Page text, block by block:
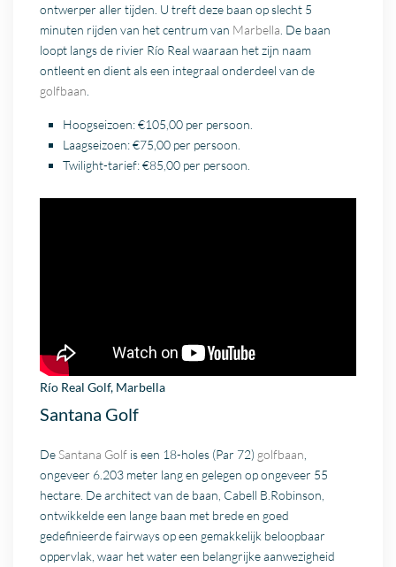
ontwerper aller tijden. U treft deze baan op slecht 5
minuten rijden van het centrum van Marbella. De baan
loopt langs de rivier Río Real waaraan het zijn naam
ontleent en dient als een integraal onderdeel van de
golfbaan.
Hoogseizoen: €105,00 per persoon.
Laagseizoen: €75,00 per persoon.
Twilight-tarief: €85,00 per persoon.
Río Real Golf, Marbella
Santana Golf
DeSantana Golf is een 18-holes (Par 72) golfbaan
ongeveer 6.203 meter lang en gelegen op ongeveer 55
hectare. De architect van de baan, Cabell B.Robinson,
ontwikkelde een lange baan met brede en goed
gedefinieerde fairways op een gemakkelijk beloopbaar
oppervlak, waar het water een belangrijke aanwezigheid